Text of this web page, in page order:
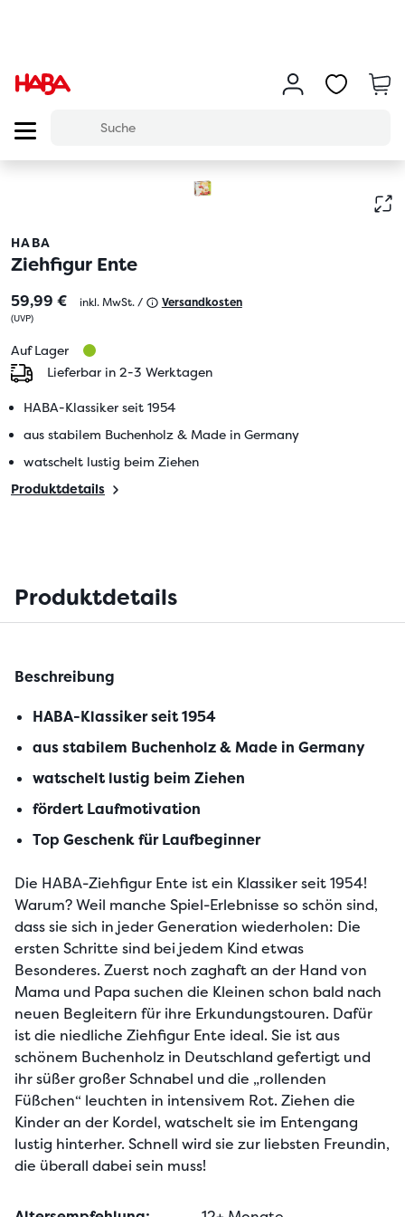
HABA
Ziehfigur Ente
59,99 € inkl. MwSt. / Versandkosten
(UVP)
Auf Lager
Lieferbar in 2-3 Werktagen
HABA-Klassiker seit 1954
aus stabilem Buchenholz & Made in Germany
watschelt lustig beim Ziehen
Produktdetails
Produktdetails
Beschreibung
HABA-Klassiker seit 1954
aus stabilem Buchenholz & Made in Germany
watschelt lustig beim Ziehen
fördert Laufmotivation
Top Geschenk für Laufbeginner
Die HABA-Ziehfigur Ente ist ein Klassiker seit 1954!
Warum? Weil manche Spiel-Erlebnisse so schön sind,
dass sie sich in jeder Generation wiederholen: Die
ersten Schritte sind bei jedem Kind etwas
Besonderes. Zuerst noch zaghaft an der Hand von
Mama und Papa suchen die Kleinen schon bald nach
neuen Begleitern für ihre Erkundungstouren. Dafür
ist die niedliche Ziehfigur Ente ideal. Sie ist aus
schönem Buchenholz in Deutschland gefertigt und
ihr süßer großer Schnabel und die „rollenden
Füßchen“ leuchten in intensivem Rot. Ziehen die
Kinder an der Kordel, watschelt sie im Entengang
lustig hinterher. Schnell wird sie zur liebsten Freundin,
die überall dabei sein muss!